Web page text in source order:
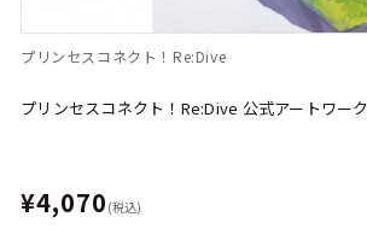
プリンセスコネクト！Re:Dive
プリンセスコネクト！Re:Dive 公式アートワー
¥4,070 (税込)